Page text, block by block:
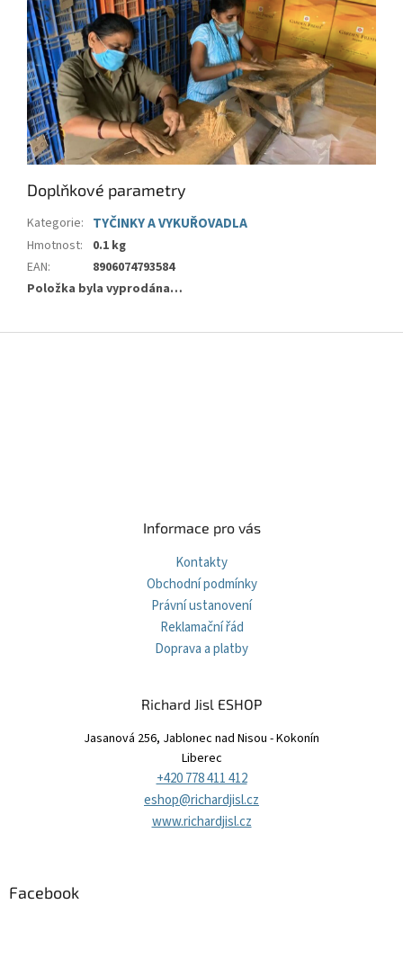
Doplňkové parametry
Kategorie: TYČINKY A VYKUŘOVADLA
Hmotnost:
0.1 kg
EAN:
8906074793584
Položka byla vyprodána…
Informace pro vás
Kontakty
Obchodní podmínky
Právní ustanovení
Reklamační řád
Doprava a platby
Richard Jisl ESHOP
Jasanová 256, Jablonec nad Nisou - Kokonín
Liberec
+420 778 411 412
eshop@richardjisl.cz
www.richardjisl.cz
Facebook